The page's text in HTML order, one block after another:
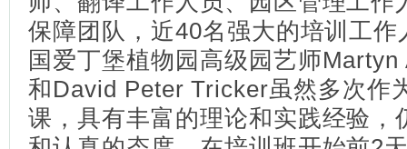
保障团队，近40名强大的培训工
国爱丁堡植物园高级园艺师
和David Peter Tricker虽然多次作
课，具有丰富的理论和实践经验，